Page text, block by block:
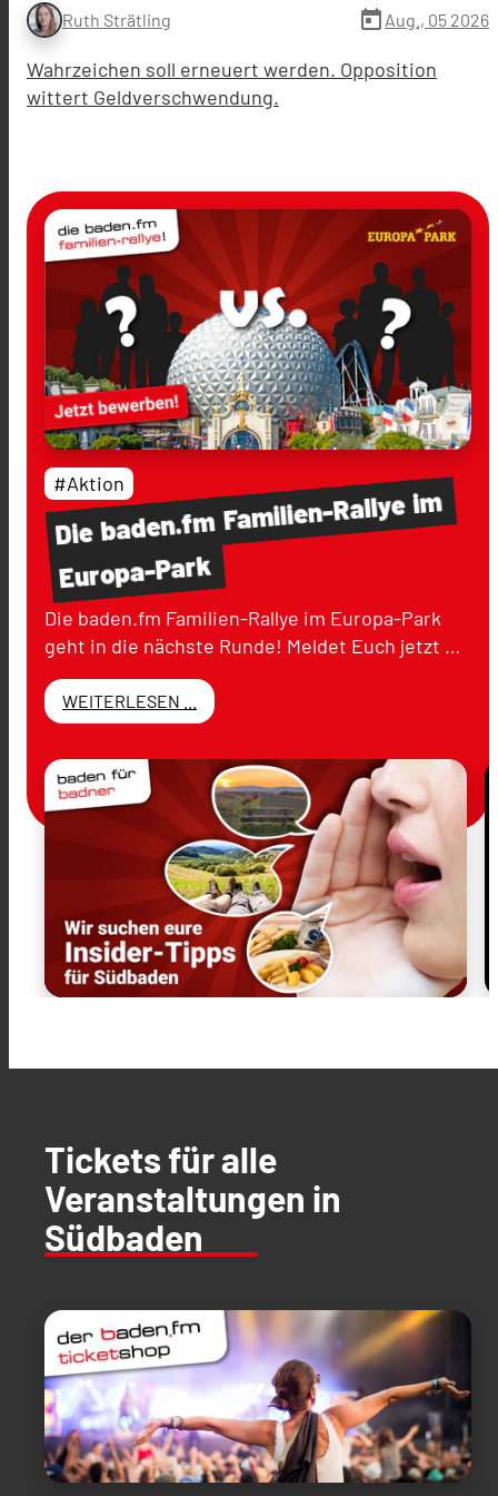
Ruth Strätling today Aug., 05 2026
Wahrzeichen soll erneuert werden. Opposition
wittert Geldverschwendung.
Diebaden.fmFamilien-Rallyeim
Europa-Park
#Aktion
Die baden.fm Familien-Rallye im Europa-Park
geht in die nächste Runde! Meldet Euch jetzt …
WEITERLESEN ...
Tickets für alle
Veranstaltungen in
Südbaden